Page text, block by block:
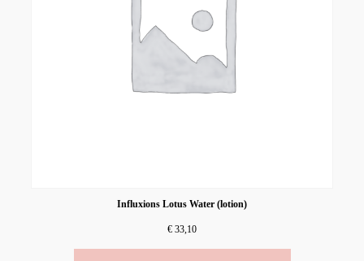
Influxions Lotus Water (lotion)
€ 33,10